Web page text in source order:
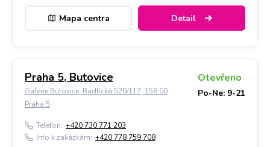
Mapa centra Detail
Praha 5, Butovice
Galerie Butovice, Radlická 520/117, 158 00
Praha 5
Otevřeno
Po-Ne: 9-21
Telefon: +420 730 771 203
Info k zakázkám: +420 778 759 708